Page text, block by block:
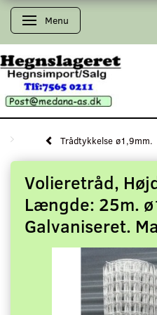
Skifte navigation
Menu
Trådtykkelse ø1,9mm.
Volieretråd,
Længde: 25m.
Galvaniseret.